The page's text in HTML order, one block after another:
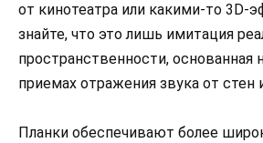
от кинотеатра или какими-то 3D-
знайте, что это лишь имитация
пространственности, основанная
приемах отражения звука от стен
Планки обеспечивают более